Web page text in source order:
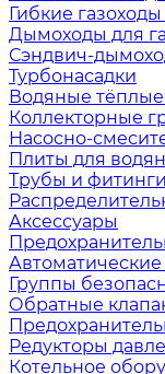
Гибкие
Дымоходы для
Сэндвич-
Турбонасадки
Водяные
Коллекторные
Насосно-
Плиты для
Трубы и
Аксессуары
Группы
Обратные
Редукторы
Котельное